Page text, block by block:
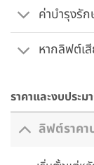
ค่าบำรุงรัก
หากลิฟต์เ
ราคาและงบประ
ลิฟต์ราคา